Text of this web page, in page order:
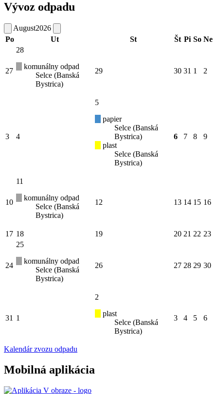
Vývoz odpadu
August2026
Po
Ut St Št Pi So Ne
27
28
komunálny odpad
Selce (Banská
Bystrica)
29 30 31 1 2
3 4
5
papier
Selce (Banská
Bystrica)
plast
Selce (Banská
Bystrica)
6 7 8 9
10
11
komunálny odpad
Selce (Banská
Bystrica)
12 13 14 15 16
17 18 19 20 21 22 23
24
25
komunálny odpad
Selce (Banská
Bystrica)
26 27 28 29 30
31 1
2
plast
Selce (Banská
Bystrica)
3 4 5 6
Kalendár zvozu odpadu
Mobilná aplikácia